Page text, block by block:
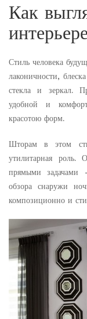
Как
интерьере
Стиль человека
лаконичности,
стекла и зеркал.
удобной и
красотою форм.
Шторам в этом
утилитарная роль.
прямыми задачами
обзора снаружи
композиционно и